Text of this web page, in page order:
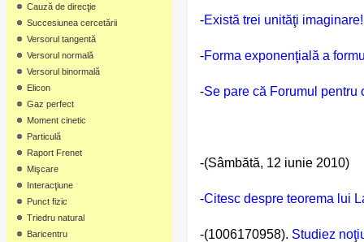
Cauză de direcţie
Succesiunea cercetării
Versorul tangentă
Versorul normală
Versorul binormală
Elicon
Gaz perfect
Moment cinetic
Particulă
Raport Frenet
Mişcare
Interacţiune
Punct fizic
Triedru natural
Baricentru
-Există trei unităţi imaginare!
-Forma exponenţială a
-Se pare că Forumul pentru
-(Sâmbătă, 12 iunie 2010)
-Citesc despre teorema lui
-(1006170958). Studiez